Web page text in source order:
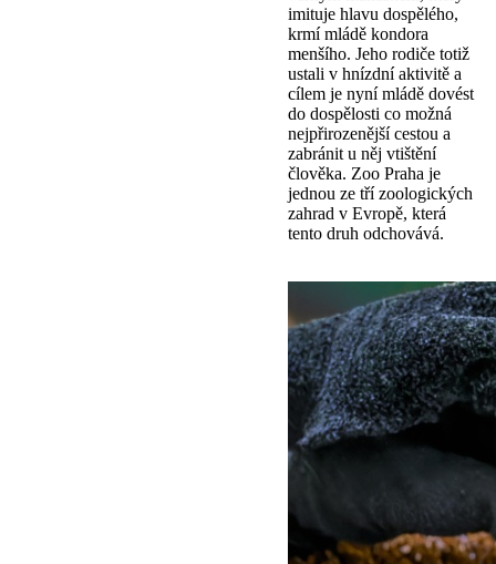
imituje hlavu dospělého,
krmí mládě kondora
menšího. Jeho rodiče totiž
ustali v hnízdní aktivitě a
cílem je nyní mládě dovést
do dospělosti co možná
nejpřirozenější cestou a
zabránit u něj vtištění
člověka. Zoo Praha je
jednou ze tří zoologických
zahrad v Evropě, která
tento druh odchovává.